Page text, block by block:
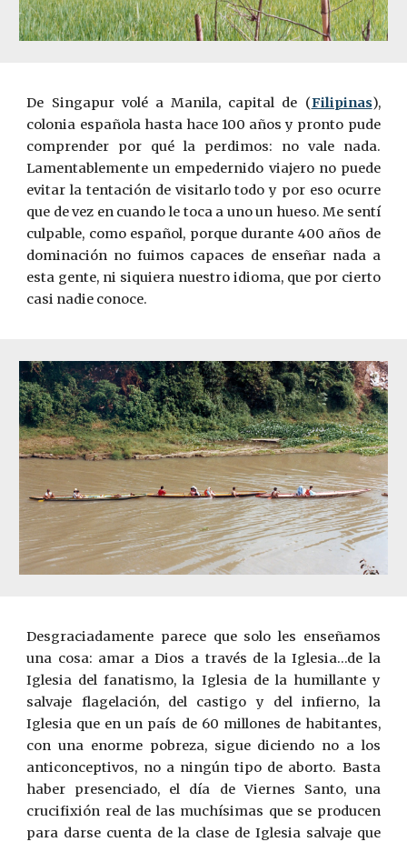
De Singapur volé a Manila, capital de (Filipinas),
colonia española hasta hace 100 a­ños y pronto pude
comprender por qué la perdimos: no vale nada.
Lamentablemente un empedernido viajero no puede
evitar la tentación de visitarlo todo y por eso ocurre
que de vez en cuando le toca a uno un hueso. Me sentí
culpable, como español, porque durante 400 años de
dominación no fuimos capaces de enseñar nada a
esta gente, ni siquiera nuestro idioma, que por cierto
casi nadie conoce.
Desgraciadamente parece que solo les enseñamos
una cosa: amar a Dios a través de la Iglesia…de la
Iglesia del fanatismo, la Iglesia de la humi­llante y
salvaje flagelación, del castigo y del infierno, la
Iglesia que en un país de 60 millones de habitantes,
con una enorme pobreza, sigue di­ciendo no a los
anticonceptivos, no a ningún tipo de aborto. Basta
haber presenciado, el día de Viernes Santo, una
crucifixión real de las muchísimas que se producen
para darse cuenta de la clase de Iglesia salvaje que